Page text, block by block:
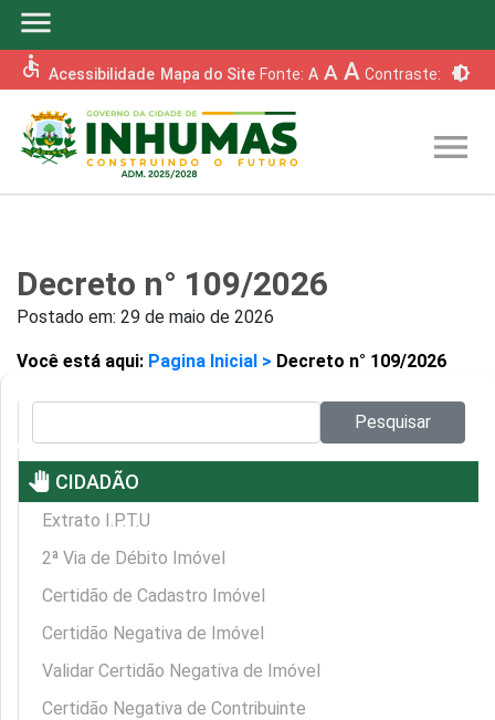
menu
accessible Acessibilidade Mapa do Site Fonte: A A A Contraste: brightness_6
menu
Decreto n° 109/2026
Postado em: 29 de maio de 2026
Você está aqui: Pagina Inicial > Decreto n° 109/2026
Pesquisar
pan_tool CIDADÃO
Extrato I.P.T.U
2ª Via de Débito Imóvel
Certidão de Cadastro Imóvel
Certidão Negativa de Imóvel
Validar Certidão Negativa de Imóvel
Certidão Negativa de Contribuinte